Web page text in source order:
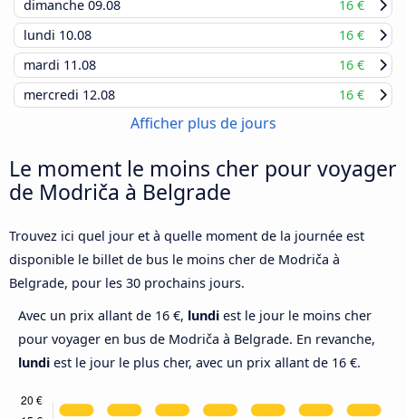
dimanche 09.08
16 €
lundi 10.08
16 €
mardi 11.08
16 €
mercredi 12.08 16 €
Afficher plus de jours
Le moment le moins cher pour voyager
de Modriča à Belgrade
Trouvez ici quel jour et à quelle moment de la journée est
disponible le billet de bus le moins cher de Modriča à
Belgrade, pour les 30 prochains jours.
Avec un prix allant de 16 €, lundi est le jour le moins cher
pour voyager en bus de Modriča à Belgrade. En revanche,
lundi est le jour le plus cher, avec un prix allant de 16 €.